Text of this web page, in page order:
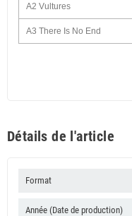
A2 Vultures
A3 There Is No End
C1 Pay Day
C3 Live In Jah Love
Détails de l'article
Format
Année (Date de production)